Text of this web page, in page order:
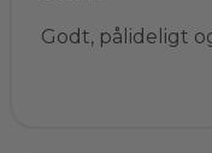
Godt, pålideligt